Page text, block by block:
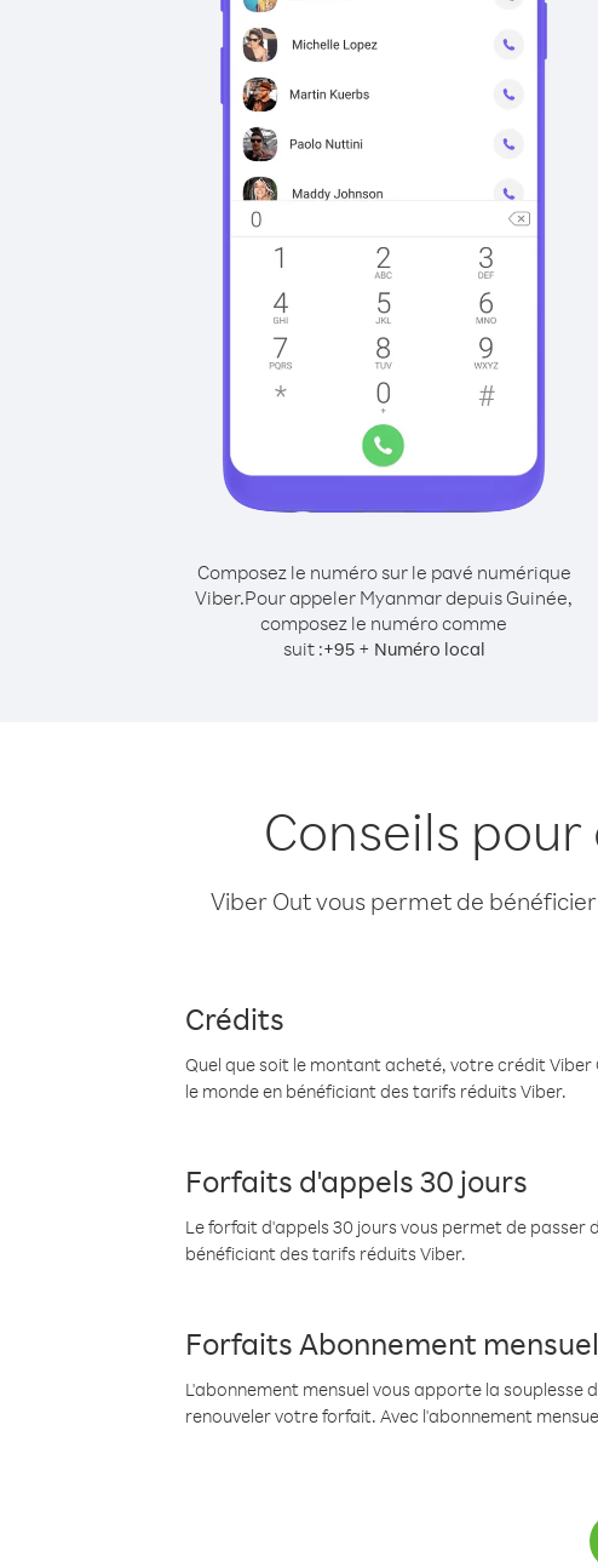
Composez le numéro sur le pavé numérique
Viber.Pour appeler Myanmar depuis Guinée,
composez le numéro comme
suit :+95+ Numéro local
Conseils
Viber Out vous permet de
Crédits
Quel que soit le montant acheté, votre crédit
le monde en bénéficiant des tarifs réduits Viber.
Forfaits d'appels 30 jours
Le forfait d'appels 30 jours vous permet de
bénéficiant des tarifs réduits Viber.
Forfaits Abonnement mensuel
L'abonnement mensuel vous apporte la
renouveler votre forfait. Avec l'abonnement